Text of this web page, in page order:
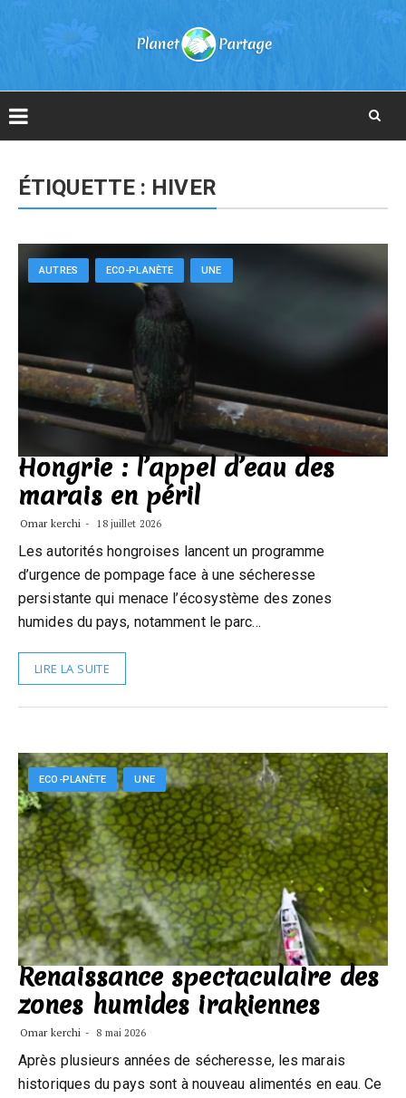
contentÉTIQUETTE : HIVER
AUTRES ECO-PLANÈTE UNE
Hongrie : l’appel d’eau des
marais en péril
Omar kerchi 18 juillet 2026
Les autorités hongroises lancent un programme
d’urgence de pompage face à une sécheresse
persistante qui menace l’écosystème des zones
humides du pays, notamment le parc…
LIRE LA SUITE
ECO-PLANÈTE UNE
Renaissance spectaculaire des
zones humides irakiennes
Omar kerchi 8 mai 2026
Après plusieurs années de sécheresse, les marais
historiques du pays sont à nouveau alimentés en eau. Ce